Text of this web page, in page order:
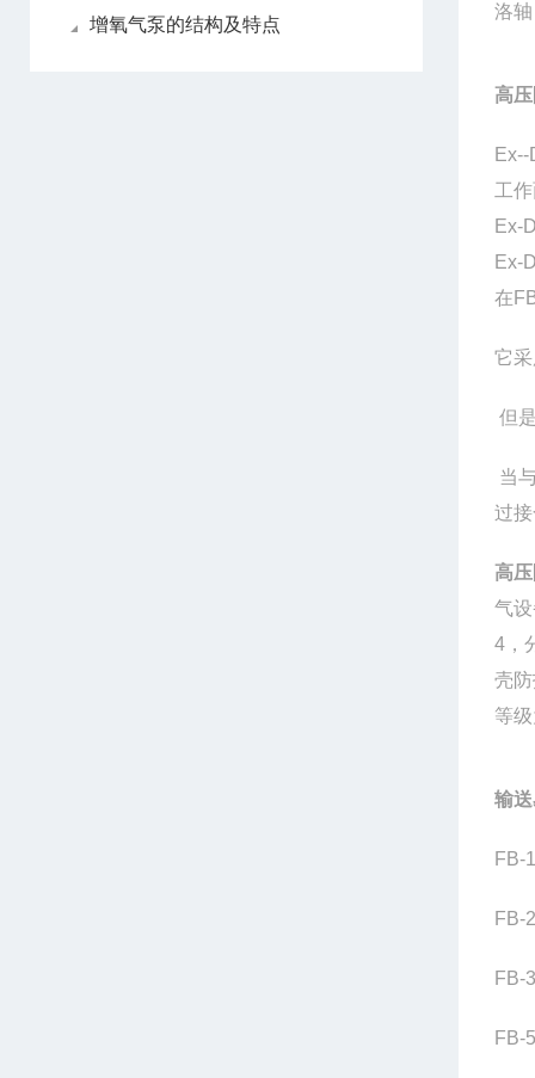
增氧气泵的结构及特点
洛
高
工
Ex-
Ex-
在
它
但
当
过
高
气
4，
壳
等
输
FB-1
FB-2
FB-3
FB-5